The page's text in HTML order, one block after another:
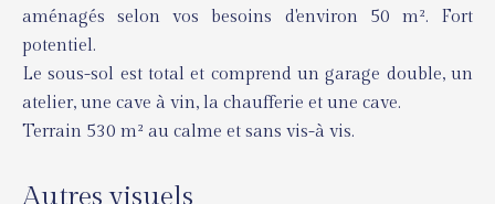
aménagés selon vos besoins d'environ 50 m². Fort
potentiel.
Le sous-sol est total et comprend un garage double, un
atelier, une cave à vin, la chaufferie et une cave.
Terrain 530 m² au calme et sans vis-à vis.
Autres visuels